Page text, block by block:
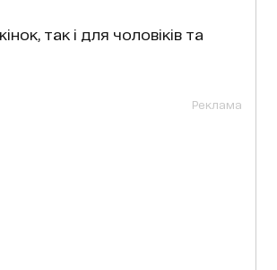
так і для чоловіків та
Реклама